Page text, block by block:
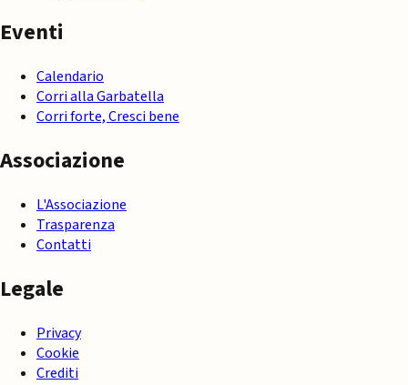
Eventi
Calendario
Corri alla Garbatella
Corri forte, Cresci bene
Associazione
L'Associazione
Trasparenza
Contatti
Legale
Privacy
Cookie
Crediti